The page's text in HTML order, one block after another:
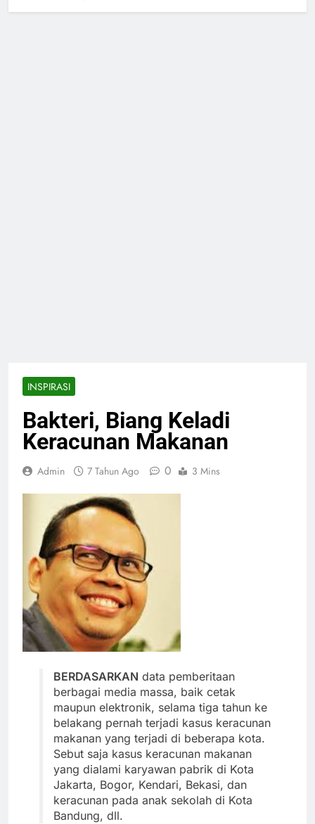
INSPIRASI
Bakteri, Biang Keladi
Keracunan Makanan
Admin 7 Tahun Ago 0 3 Mins
BERDASARKAN data pemberitaan
berbagai media massa, baik cetak
maupun elektronik, selama tiga tahun ke
belakang pernah terjadi kasus keracunan
makanan yang terjadi di beberapa kota.
Sebut saja kasus keracunan makanan
yang dialami karyawan pabrik di Kota
Jakarta, Bogor, Kendari, Bekasi, dan
keracunan pada anak sekolah di Kota
Bandung, dll.